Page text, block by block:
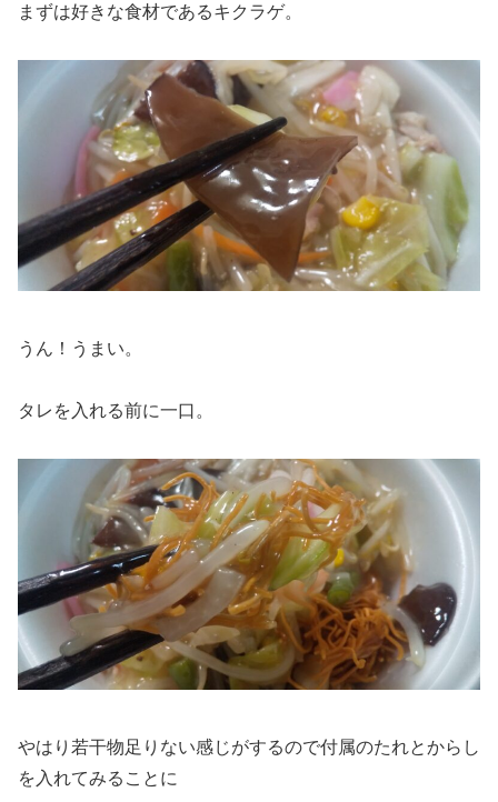
まずは好きな食材であるキクラゲ。
うん！うまい。
タレを入れる前に一口。
やはり若干物足りない感じがするので付属のたれとからし
を入れてみることに